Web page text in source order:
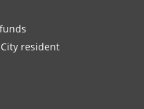
resident